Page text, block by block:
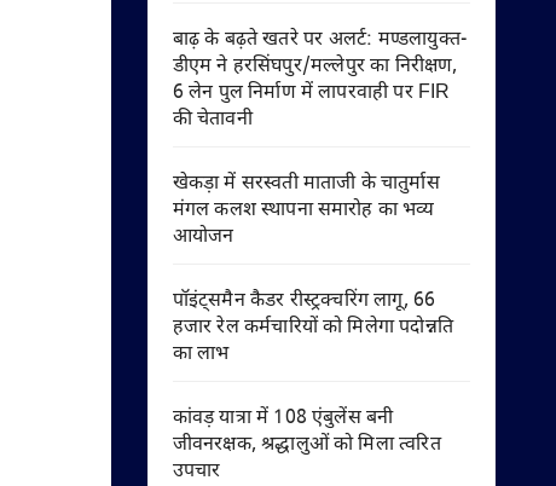
बाढ़ के बढ़ते खतरे पर अलर्ट: मण्डलायुक्त-
डीएम ने हरसिंघपुर/मल्लेपुर का निरीक्षण,
6 लेन पुल निर्माण में लापरवाही पर FIR
की चेतावनी
खेकड़ा में सरस्वती माताजी के चातुर्मास
मंगल कलश स्थापना समारोह का भव्य
आयोजन
पॉइंट्समैन कैडर रीस्ट्रक्चरिंग लागू, 66
हजार रेल कर्मचारियों को मिलेगा पदोन्नति
का लाभ
कांवड़ यात्रा में 108 एंबुलेंस बनी
जीवनरक्षक, श्रद्धालुओं को मिला त्वरित
उपचार